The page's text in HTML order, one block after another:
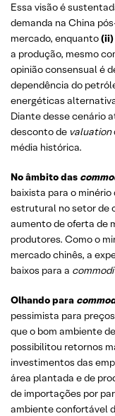
Essa visão é
demanda na China
mercado, enquanto(ii)
a produção, mesmo
opinião consensual é
dependência do
energéticas
Diante desse cenário
desconto de valuation
média histórica.
No âmbito das
baixista para o
estrutural no setor de
aumento de oferta de
produtores. Como o
mercado chinês, a
baixos para a
Olhando para
pessimista para
que o bom ambiente
possibilitou retornos
investimentos das
área plantada e de
de importações por
ambiente confortável